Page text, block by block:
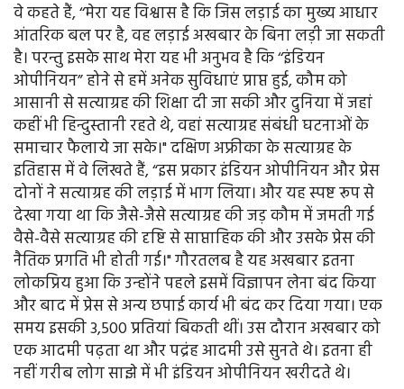
वे कहते हैं, ‘‘मेरा यह विश्वास है कि जिस लड़ाई का मुख्य आधार
आंतरिक बल पर है, वह लड़ाई अखबार के बिना लड़ी जा सकती
है। परन्तु इसके साथ मेरा यह भी अनुभव है कि ‘‘इंडियन
ओपीनियन” होने से हमें अनेक सुविधाएं प्राप्त हुई, कौम को
आसानी से सत्याग्रह की शिक्षा दी जा सकी और दुनिया में जहां
कहीं भी हिन्दुस्तानी रहते थे, वहां सत्याग्रह संबंधी घटनाओं के
समाचार फैलाये जा सके।" दक्षिण अफ्रीका के सत्याग्रह के
इतिहास में वे लिखते हैं, “इस प्रकार इंडियन ओपीनियन और प्रेस
दोनों ने सत्याग्रह की लड़ाई में भाग लिया। और यह स्पष्ट रूप से
देखा गया था कि जैसे-जैसे सत्याग्रह की जड़ कौम में जमती गई
वैसे-वैसे सत्याग्रह की दृष्टि से साप्ताहिक की और उसके प्रेस की
नैतिक प्रगति भी होती गई।" गौरतलब है यह अखबार इतना
लोकप्रिय हुआ कि उन्होंने पहले इसमें विज्ञापन लेना बंद किया
और बाद में प्रेस से अन्य छपाई कार्य भी बंद कर दिया गया। एक
समय इसकी 3,500 प्रतियां बिकती थीं। उस दौरान अखबार को
एक आदमी पढ़ता था और पद्रंह आदमी उसे सुनते थे। इतना ही
नहीं गरीब लोग साझे में भी इंडियन ओपीनियन खरीदते थे।